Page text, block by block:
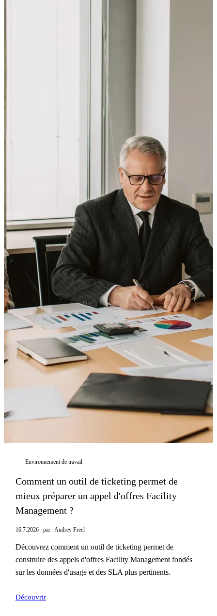
Environnement de travail
Comment un outil de ticketing permet de
mieux préparer un appel d'offres Facility
Management ?
16.7.2026 par Audrey Freel
Découvrez comment un outil de ticketing permet de
construire des appels d'offres Facility Management fondés
sur les données d'usage et des SLA plus pertinents.
Découvrir